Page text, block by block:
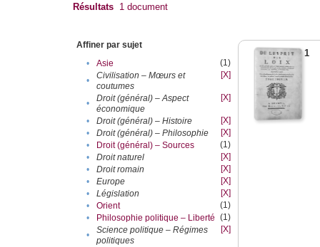
Résultats 1 document
Affiner par sujet
•
Asie
(1)
•
Civilisation – Mœurs et
coutumes
[X]
•
Droit (général) – Aspect
économique
[X]
• Droit (général) – Histoire
[X]
•
Droit (général) – Philosophie
[X]
•
Droit (général) – Sources
(1)
•
Droit naturel
[X]
•
Droit romain
[X]
•
Europe
[X]
•
Législation
[X]
•
Orient
(1)
•
Philosophie politique – Liberté (1)
•
Science politique – Régimes
politiques
[X]
1